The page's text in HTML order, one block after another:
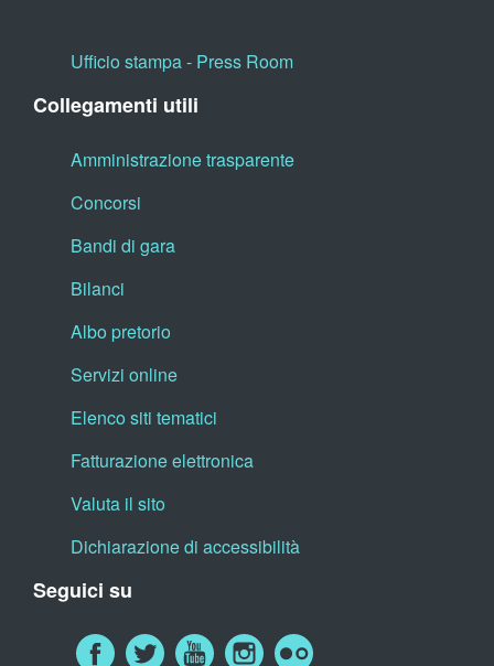
Ufficio stampa - Press Room
Collegamenti utili
Amministrazione trasparente
Concorsi
Bandi di gara
Bilanci
Albo pretorio
Servizi online
Elenco siti tematici
Fatturazione elettronica
Valuta il sito
Dichiarazione di accessibilità
Seguici su